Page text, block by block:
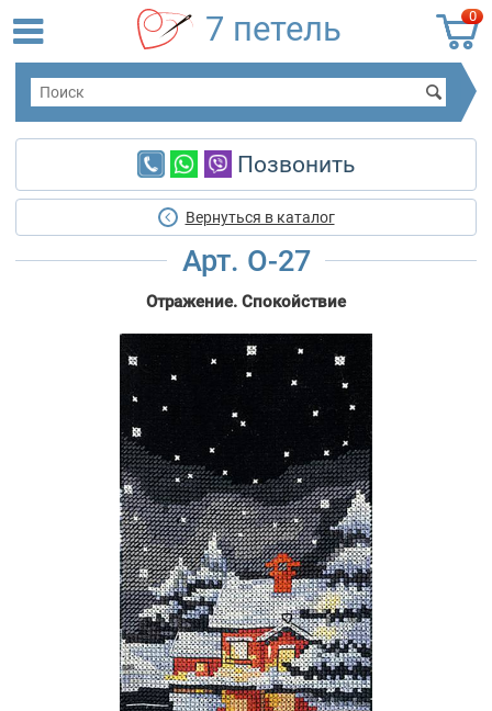
0
7 петель
Позвонить
Вернуться в каталог
Арт. О-27
Отражение. Спокойствие